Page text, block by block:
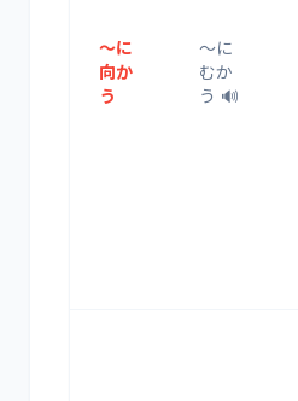
～に
向か
う
～に
むか
う 🔊